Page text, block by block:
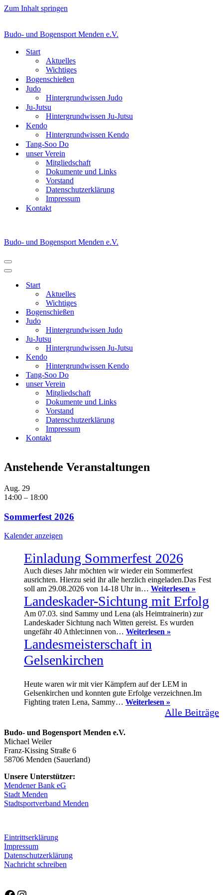
Zum Inhalt springen
Budo- und Bogensport Menden e.V.
Start
Aktuelles
Wichtiges
Bogenschießen
Judo
Hintergrundwissen Judo
Ju-Jutsu
Hintergrundwissen Ju-Jutsu
Kendo
Hintergrundwissen Kendo
Tang-Soo Do
unser Verein
Mitgliedschaft
Dokumente und Links
Vorstand
Datenschutzerklärung
Impressum
Kontakt
Budo- und Bogensport Menden e.V.
Navigationsmenü
Navigationsmenü
Start
Aktuelles
Wichtiges
Bogenschießen
Judo
Hintergrundwissen Judo
Ju-Jutsu
Hintergrundwissen Ju-Jutsu
Kendo
Hintergrundwissen Kendo
Tang-Soo Do
unser Verein
Mitgliedschaft
Dokumente und Links
Vorstand
Datenschutzerklärung
Impressum
Kontakt
Anstehende Veranstaltungen
Aug. 29
14:00 – 18:00
Sommerfest 2026
Kalender anzeigen
Einladung Sommerfest 2026
Auch dieses Jahr möchten wir wieder ein Sommerfest
ausrichten. Hierzu seid ihr alle herzlich eingeladen.Das Fest
soll am 29.08.2026 von 14-18 Uhr in… Weiterlesen »
2026
Landeskader-Sichtung mit Erfolg
Am 07.03. sind Sammy und Lena (als Heimtrainerin) zur
Landeskader Sichtung nach Witten gereist. Es wurden
ungefähr 40 Athlet:innen von… Weiterlesen »
Landesmeisterschaft in
Gelsenkirchen
Heute waren wir mit vier Kämpfern auf der LEM in
Gelsenkirchen und konnten gute Erfolge verzeichnen.Im
Fighting traten Lena, Sammy… Weiterlesen »
in
Gelsenkirchen
Alle Beiträge
Budo- und Bogensport Menden e.V.
Michael Weiler
Franz-Kissing Straße 6
58706 Menden (Sauerland)
Unsere Unterstützer:
Mendener Bank eG
Stadt Menden
Stadtsportverband Menden
Eintrittserklärung
Impressum
Datenschutzerklärung
Nachricht schreiben